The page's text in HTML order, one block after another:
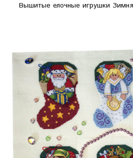
Вышитые елочные игрушки